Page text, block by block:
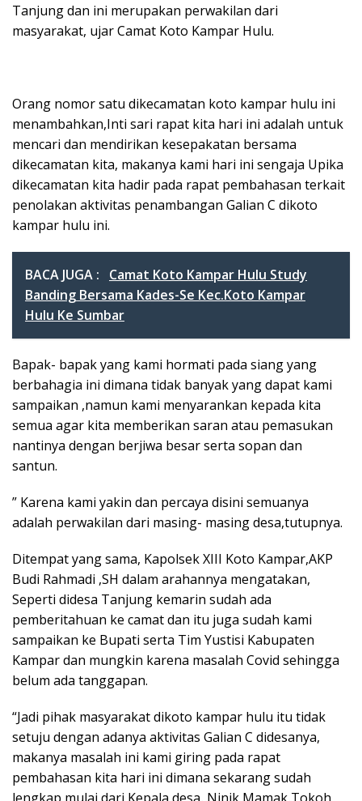
Tanjung dan ini merupakan perwakilan dari
masyarakat, ujar Camat Koto Kampar Hulu.
Orang nomor satu dikecamatan koto kampar hulu ini
menambahkan,Inti sari rapat kita hari ini adalah untuk
mencari dan mendirikan kesepakatan bersama
dikecamatan kita, makanya kami hari ini sengaja Upika
dikecamatan kita hadir pada rapat pembahasan terkait
penolakan aktivitas penambangan Galian C dikoto
kampar hulu ini.
BACA JUGA :
Camat Koto Kampar Hulu Study
Banding Bersama Kades-Se Kec.Koto Kampar
Hulu Ke Sumbar
Bapak- bapak yang kami hormati pada siang yang
berbahagia ini dimana tidak banyak yang dapat kami
sampaikan ,namun kami menyarankan kepada kita
semua agar kita memberikan saran atau pemasukan
nantinya dengan berjiwa besar serta sopan dan
santun.
” Karena kami yakin dan percaya disini semuanya
adalah perwakilan dari masing- masing desa,tutupnya.
Ditempat yang sama, Kapolsek XIII Koto Kampar,AKP
Budi Rahmadi ,SH dalam arahannya mengatakan,
Seperti didesa Tanjung kemarin sudah ada
pemberitahuan ke camat dan itu juga sudah kami
sampaikan ke Bupati serta Tim Yustisi Kabupaten
Kampar dan mungkin karena masalah Covid sehingga
belum ada tanggapan.
“Jadi pihak masyarakat dikoto kampar hulu itu tidak
setuju dengan adanya aktivitas Galian C didesanya,
makanya masalah ini kami giring pada rapat
pembahasan kita hari ini dimana sekarang sudah